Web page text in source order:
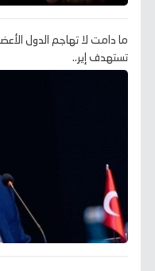
ما دامت لا تهاجم الدول
تستهدف إير..